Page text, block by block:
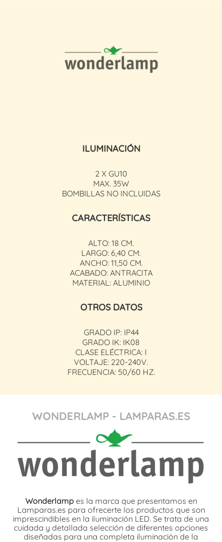
ILUMINACIÓN
2 X GU10
MAX. 35W
BOMBILLAS NO INCLUIDAS
CARACTERÍSTICAS
ALTO: 18 CM.
LARGO: 6,40 CM.
ANCHO: 11,50 CM.
ACABADO: ANTRACITA
MATERIAL: ALUMINIO
OTROS DATOS
GRADO IP: IP44
GRADO IK: IK08
CLASE ELÉCTRICA: I
VOLTAJE: 220-240V.
FRECUENCIA: 50/60 HZ.
WONDERLAMP - LAMPARAS.ES
Wonderlampes la marca que presentamos en
Lamparas.es para ofrecerte los productos que son
imprescindibles en la iluminación LED. Se trata de una
cuidada y detallada selección de diferentes opciones
diseñadas para una completa iluminación de la